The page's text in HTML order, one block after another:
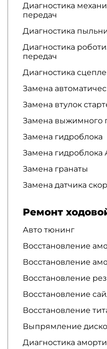
Диагностика
передач
Диагностика
Диагностика
передач
Диагностика
Замена
Замена втулок
Замена выжимного
Замена гидроблока
Замена
Замена гранаты
Замена датчика
Ремонт
Авто тюнинг
Восстановление
Восстановление
Восстановление
Восстановление
Восстановление
Выпрямление
Диагностика